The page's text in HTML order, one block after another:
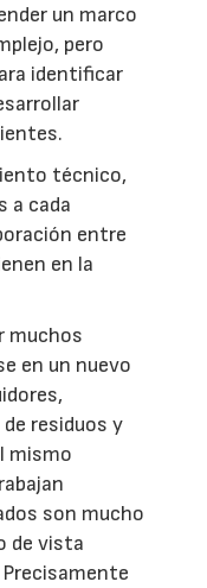
un marco
pero
identificar
técnico,
a cada
entre
en la
muchos
en un nuevo
residuos y
mismo
son mucho
de vista